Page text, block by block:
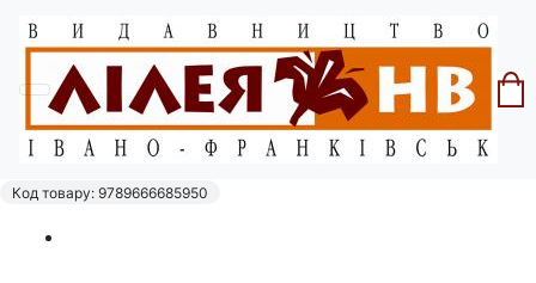
Головна Історія
Степан Ленкавський. Український
націоналізм. Том 1. Історія.
Код товару: 9789666685950